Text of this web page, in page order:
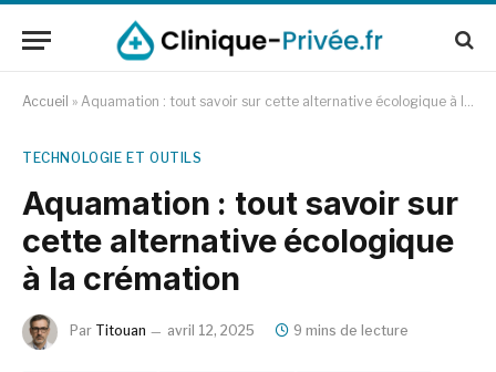
Accueil » Aquamation : tout savoir sur cette alternative écologique à la crémation
TECHNOLOGIE ET OUTILS
Aquamation : tout savoir sur
cette alternative écologique
à la crémation
Par Titouan avril 12, 2025 9 mins de lecture